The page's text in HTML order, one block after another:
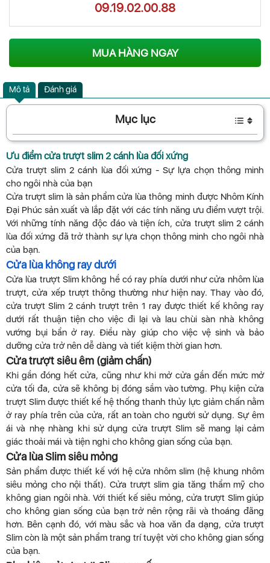
09.19.02.00.88
MUA HÀNG NGAY
Mô tả Đánh giá
Mục lục
Ưu điểm cửa trượt slim 2 cánh lùa đối xứng
Cửa trượt slim 2 cánh lùa đối xứng - Sự lựa chọn thông minh
cho ngôi nhà của bạn
Cửa trượt slim là sản phẩm cửa lùa thông minh được Nhôm Kính
Đại Phúc sản xuất và lắp đặt với các tính năng ưu điểm vượt trội.
Với những tính năng độc đáo và tiện ích, cửa trượt slim 2 cánh
lùa đối xứng đã trở thành sự lựa chọn thông minh cho ngôi nhà
của bạn.
Cửa lùa không ray dưới
Cửa lùa trượt Slim không hề có ray phía dưới như cửa nhôm lùa
trượt, cửa xếp trượt thông thường như hiện nay. Thay vào đó,
cửa trượt Slim 2 cánh trượt trên 1 ray được thiết kế không ray
dưới rất thuận tiện cho việc đi lại và lau chùi sàn nhà không
vướng bụi bẩn ở ray. Điều này giúp cho việc vệ sinh và bảo
dưỡng cửa trở nên dễ dàng và tiết kiệm thời gian hơn.
Cửa trượt siêu êm (giảm chấn)
Khi gần đóng hết cửa, cũng như khi mở cửa gần đến mức mở
cửa tối đa, cửa sẽ không bị đóng sầm vào tường. Phụ kiện cửa
trượt Slim được thiết kế hệ thống thanh thủy lực giảm chấn nằm
ở ray phía trên của cửa, rất an toàn cho người sử dụng. Sự êm
ái và nhẹ nhàng khi sử dụng cửa trượt Slim sẽ mang lại cảm
giác thoải mái và tiện nghi cho không gian sống của bạn.
Cửa lùa Slim siêu mỏng
Sản phẩm được thiết kế với hệ cửa nhôm slim (hệ khung nhôm
siêu mỏng cho nội thất). Cửa trượt slim gia tăng thẩm mỹ cho
không gian ngôi nhà. Với thiết kế siêu mỏng, cửa trượt Slim giúp
cho không gian sống của bạn trở nên rộng rãi và thoáng đãng
hơn. Bên cạnh đó, với màu sắc và hoa văn đa dạng, cửa trượt
Slim còn là một sản phẩm trang trí tuyệt vời cho không gian sống
của bạn.